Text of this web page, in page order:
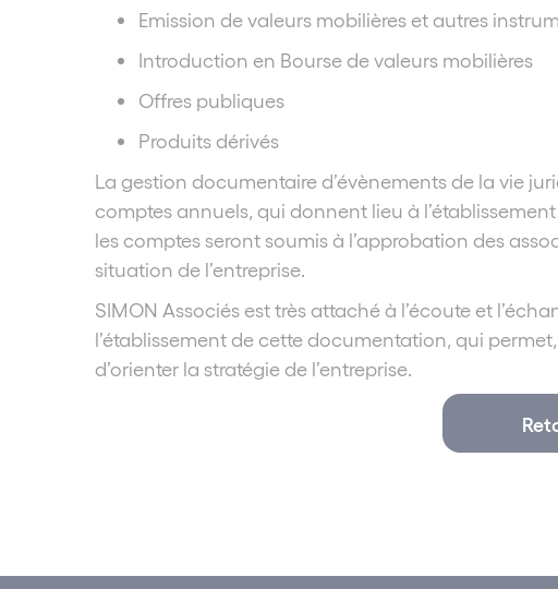
Emission de valeurs mobilières et autres
Introduction en Bourse de valeurs mobilières
Offres publiques
Produits dérivés
La gestion documentaire d’évènements de la vie
comptes annuels, qui donnent lieu à
les comptes seront soumis à l’approbation des
situation de l’entreprise.
SIMON Associés est très attaché à l’écoute et
l’établissement de cette documentation, qui
d’orienter la stratégie de l’entreprise.